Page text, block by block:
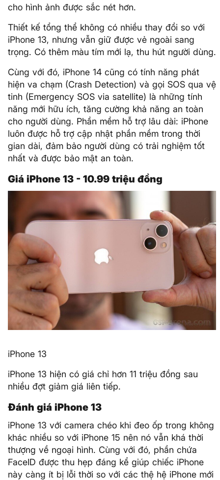
cho hình ảnh được sắc nét hơn.
Thiết kế tổng thể không có nhiều thay đổi so với
iPhone 13, nhưng vẫn giữ được vẻ ngoài sang
trọng. Có thêm màu tím mới lạ, thu hút người dùng.
Cùng với đó, iPhone 14 cũng có tính năng phát
hiện va chạm (Crash Detection) và gọi SOS qua vệ
tinh (Emergency SOS via satellite) là những tính
năng mới hữu ích, tăng cường khả năng an toàn
cho người dùng. Phần mềm hỗ trợ lâu dài: iPhone
luôn được hỗ trợ cập nhật phần mềm trong thời
gian dài, đảm bảo người dùng có trải nghiệm tốt
nhất và được bảo mật an toàn.
Giá iPhone 13 - 10.99 triệu đồng
iPhone 13
iPhone 13 hiện có giá chỉ hơn 11 triệu đồng sau
nhiều đợt giảm giá liên tiếp.
Đánh giá iPhone 13
iPhone 13 với camera chéo khi đeo ốp trong không
khác nhiều so với iPhone 15 nên nó vẫn khá thời
thượng về ngoại hình. Cùng với đó, phần chứa
FaceID được thu hẹp đáng kể giúp chiếc iPhone
này càng ít bị lỗi thời so với các thệ hệ iPhone mới